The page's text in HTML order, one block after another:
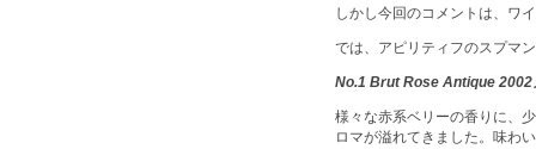
しかし今回のコメントは、ワ
では、アピリティフのスプマ
No.1 Brut Rose Antique 2002
様々な赤系ベリーの香りに、
ロマが溢れてきました。味わ